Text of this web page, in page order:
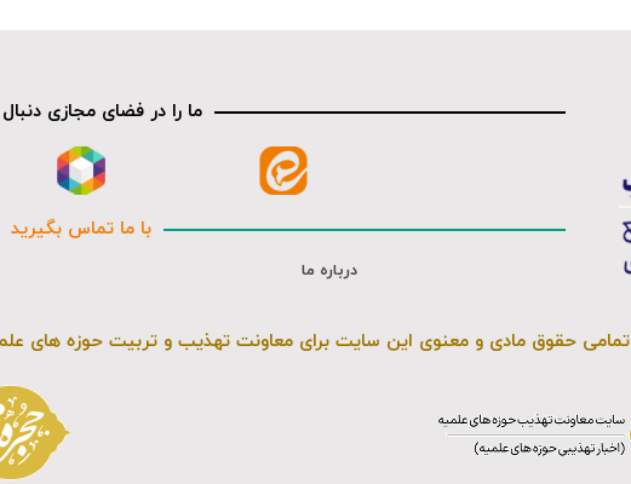
ما را در فضای مجازی
با ما تماس بگیرید
درباره ما
تمامی حقوق مادی و معنوی این سایت برای معاونت تهذیب و تربیت حوزه های